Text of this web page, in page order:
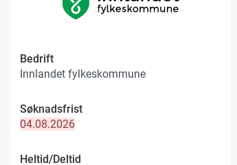
Bedrift
Innlandet fylkeskommune
Søknadsfrist
04.08.2026
Heltid/Deltid